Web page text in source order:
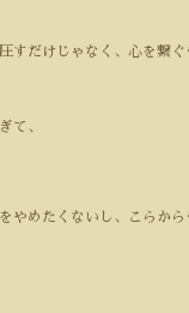
すだけじゃなく、心を繋
て、
やめたくないし、こらか